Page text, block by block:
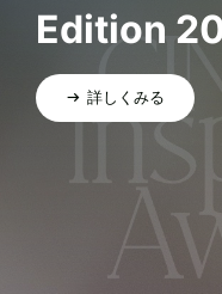
Edition
詳しくみる